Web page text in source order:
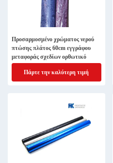
Προσαρμοσμένο χρώματος νερού
πτώσης πλάτος 60cm εγγράφου
μεταφοράς σχεδίων ορθωτικό
Πάρτε την καλύτερη τιμή